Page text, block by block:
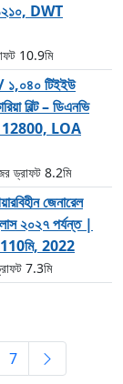
DWT
10.9মি
১,০৪০ টিইইউ
বিল্ট – ডিএনভি
12800, LOA
ড্রাফট 8.2মি
জেনারেল
২০২৭ পর্যন্ত |
2022
7.3মি
7